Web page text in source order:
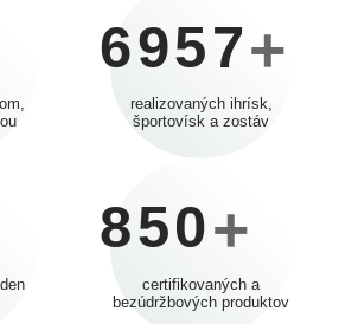
6957+
realizovaných ihrísk,
športovísk a zostáv
850+
certifikovaných a
bezúdržbových produktov